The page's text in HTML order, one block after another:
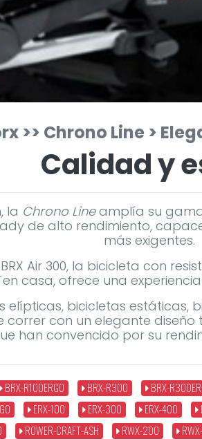
>> Chrono Line >
Calidad y
la Chrono Lineamplía su
de alto rendimiento,
más exigentes.
BRX Air 300, la bicicleta con
en casa, ofrece una
elípticas, bicicletas estáticas,
correr con un elegante
han convencido por su
BRX-R100ERGO BRX-R300 BRX-
ERX-100 ERX-300 ERX-400
ROWER-CRAFT-ASH RWX-200